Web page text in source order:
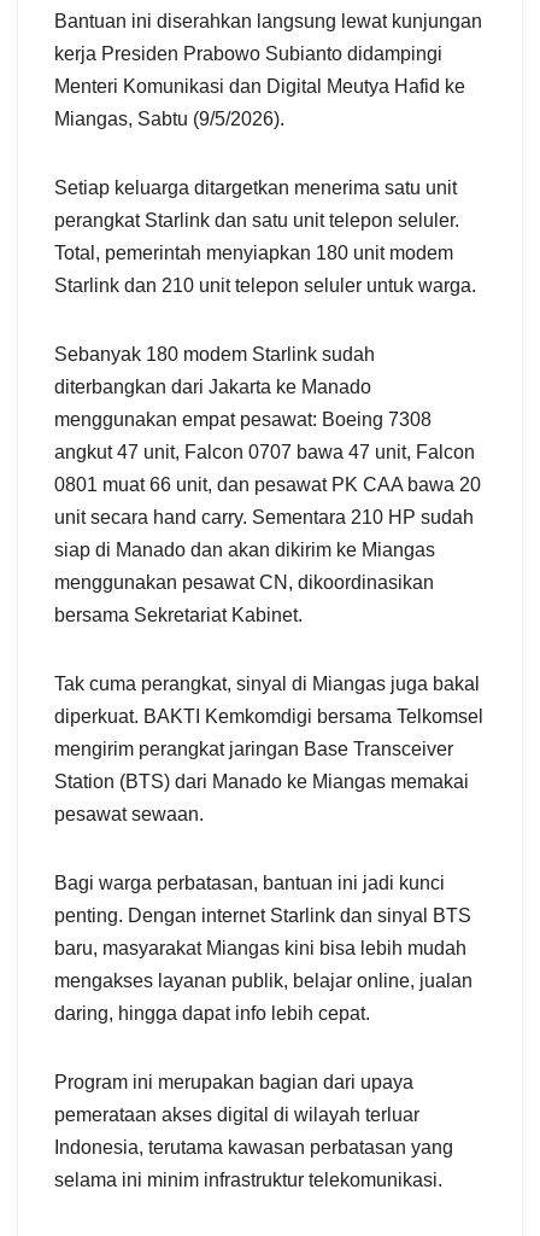
Bantuan ini diserahkan langsung lewat kunjungan
kerja Presiden Prabowo Subianto didampingi
Menteri Komunikasi dan Digital Meutya Hafid ke
Miangas, Sabtu (9/5/2026).
Setiap keluarga ditargetkan menerima satu unit
perangkat Starlink dan satu unit telepon seluler.
Total, pemerintah menyiapkan 180 unit modem
Starlink dan 210 unit telepon seluler untuk warga.
Sebanyak 180 modem Starlink sudah
diterbangkan dari Jakarta ke Manado
menggunakan empat pesawat: Boeing 7308
angkut 47 unit, Falcon 0707 bawa 47 unit, Falcon
0801 muat 66 unit, dan pesawat PK CAA bawa 20
unit secara hand carry. Sementara 210 HP sudah
siap di Manado dan akan dikirim ke Miangas
menggunakan pesawat CN, dikoordinasikan
bersama Sekretariat Kabinet.
Tak cuma perangkat, sinyal di Miangas juga bakal
diperkuat. BAKTI Kemkomdigi bersama Telkomsel
mengirim perangkat jaringan Base Transceiver
Station (BTS) dari Manado ke Miangas memakai
pesawat sewaan.
Bagi warga perbatasan, bantuan ini jadi kunci
penting. Dengan internet Starlink dan sinyal BTS
baru, masyarakat Miangas kini bisa lebih mudah
mengakses layanan publik, belajar online, jualan
daring, hingga dapat info lebih cepat.
Program ini merupakan bagian dari upaya
pemerataan akses digital di wilayah terluar
Indonesia, terutama kawasan perbatasan yang
selama ini minim infrastruktur telekomunikasi.